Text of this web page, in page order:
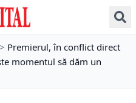
> Premierul, în conflict direct
momentul să dăm un